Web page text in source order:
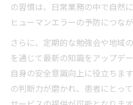
の習慣は、日常業務の中で自然
ヒューマンエラーの予防につなが
さらに、定期的な勉強会や地域
を通じて最新の知識をアップデ
自身の安全意識向上に役立ちま
の判断力が磨かれ、患者にとっ